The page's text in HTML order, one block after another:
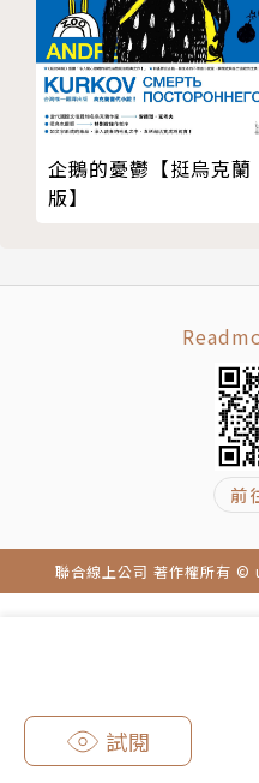
試閱
企鵝的憂鬱【挺烏克蘭
版】
前
聯合線上公司 著作權所有